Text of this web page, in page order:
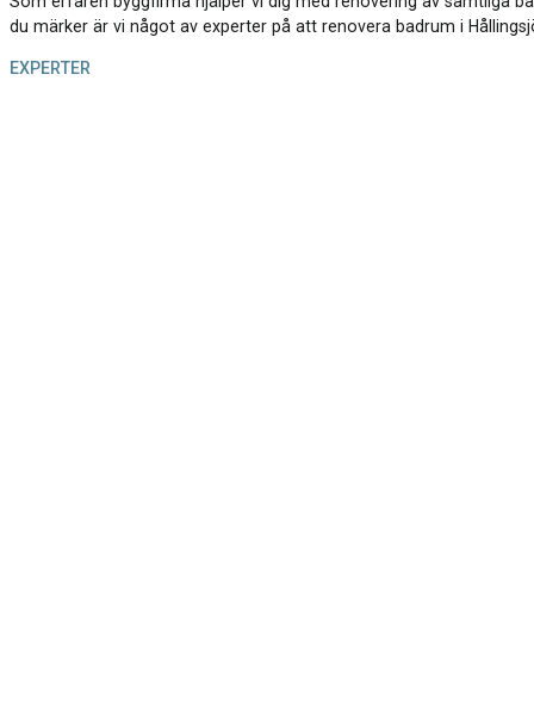
du märker är vi något av experter på att renovera badrum i
EXPERTER